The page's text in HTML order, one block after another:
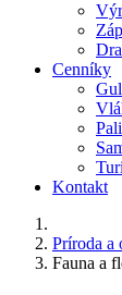
Cenníky
Kontakt
Príroda a
Fauna a